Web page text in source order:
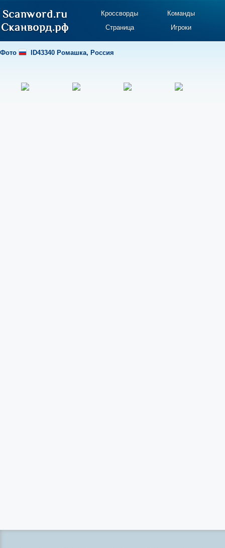
Кроссворды
Команды
Страница
Игроки
Фото ID43340 Ромашка, Россия